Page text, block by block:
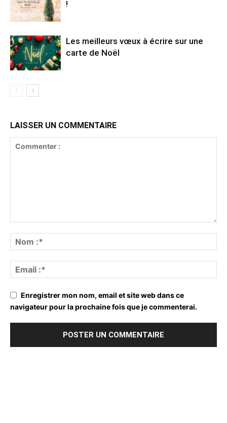
!
Les meilleurs vœux à écrire sur une
carte de Noël
LAISSER UN COMMENTAIRE
Enregistrer mon nom, email et site web dans ce
navigateur pour la prochaine fois que je commenterai.